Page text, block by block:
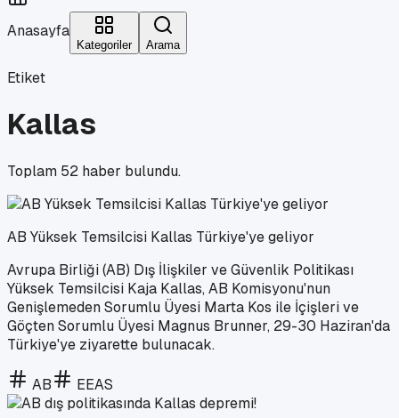
Anasayfa
Kategoriler Arama
Etiket
Kallas
Toplam 52 haber bulundu.
AB Yüksek Temsilcisi Kallas Türkiye'ye geliyor
Avrupa Birliği (AB) Dış İlişkiler ve Güvenlik Politikası
Yüksek Temsilcisi Kaja Kallas, AB Komisyonu'nun
Genişlemeden Sorumlu Üyesi Marta Kos ile İçişleri ve
Göçten Sorumlu Üyesi Magnus Brunner, 29-30 Haziran'da
Türkiye'ye ziyarette bulunacak.
AB EEAS